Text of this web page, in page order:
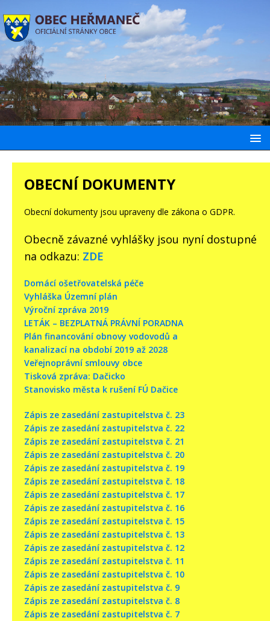
OBECNÍ DOKUMENTY
Obecní dokumenty jsou upraveny dle zákona o GDPR.
Obecně závazné vyhlášky jsou nyní dostupné
na odkazu: ZDE
Domácí ošetřovatelská péče
Vyhláška Územní plán
Výroční zpráva 2019
LETÁK – BEZPLATNÁ PRÁVNÍ PORADNA
Plán financování obnovy vodovodů a
kanalizací na období 2019 až 2028
Veřejnoprávní smlouvy obce
Tisková zpráva: Dačicko
Stanovisko města k rušení FÚ Dačice
Zápis ze zasedání zastupitelstva č. 23
Zápis ze zasedání zastupitelstva č. 22
Zápis ze zasedání zastupitelstva č. 21
Zápis ze zasedání zastupitelstva č. 20
Zápis ze zasedání zastupitelstva č. 19
Zápis ze zasedání zastupitelstva č. 18
Zápis ze zasedání zastupitelstva č. 17
Zápis ze zasedání zastupitelstva č. 16
Zápis ze zasedání zastupitelstva č. 15
Zápis ze zasedání zastupitelstva č. 13
Zápis ze zasedání zastupitelstva č. 12
Zápis ze zasedání zastupitelstva č. 11
Zápis ze zasedání zastupitelstva č. 10
Zápis ze zasedání zastupitelstva č. 9
Zápis ze zasedání zastupitelstva č. 8
Zápis ze zasedání zastupitelstva č. 7